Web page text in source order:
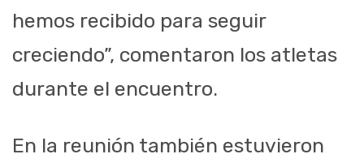
hemos recibido para seguir
creciendo”, comentaron los atletas
durante el encuentro.
En la reunión también estuvieron